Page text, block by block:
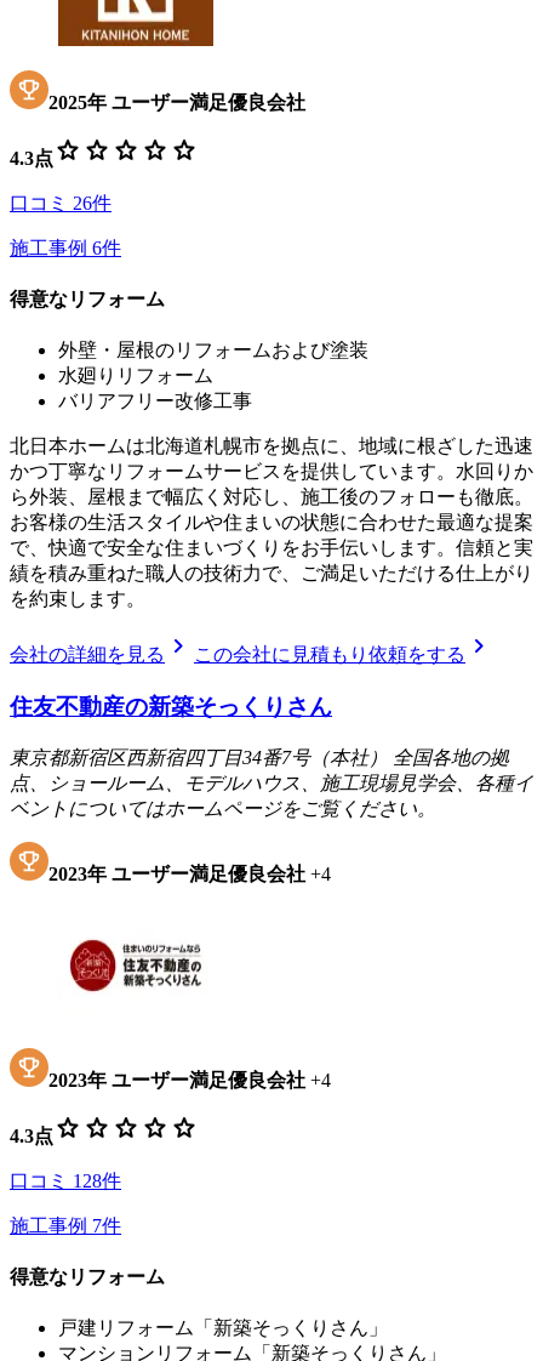
2025年 ユーザー満足優良会社
4.3点 star star star star star
口コミ 26件
施工事例 6件
得意なリフォーム
外壁・屋根のリフォームおよび塗装
水廻りリフォーム
バリアフリー改修工事
北日本ホームは北海道札幌市を拠点に、地域に根ざした迅速
かつ丁寧なリフォームサービスを提供しています。水回りか
ら外装、屋根まで幅広く対応し、施工後のフォローも徹底。
お客様の生活スタイルや住まいの状態に合わせた最適な提案
で、快適で安全な住まいづくりをお手伝いします。信頼と実
績を積み重ねた職人の技術力で、ご満足いただける仕上がり
を約束します。
会社の詳細を見る chevron_right この会社に見積もり依頼をする chevron_right
住友不動産の新築そっくりさん
東京都新宿区西新宿四丁目34番7号（本社） 全国各地の拠
点、ショールーム、モデルハウス、施工現場見学会、各種イ
ベントについてはホームページをご覧ください。
2023年 ユーザー満足優良会社 +4
2023年 ユーザー満足優良会社 +4
4.3点 star star star star star
口コミ 128件
施工事例 7件
得意なリフォーム
戸建リフォーム「新築そっくりさん」
マンションリフォーム「新築そっくりさん」